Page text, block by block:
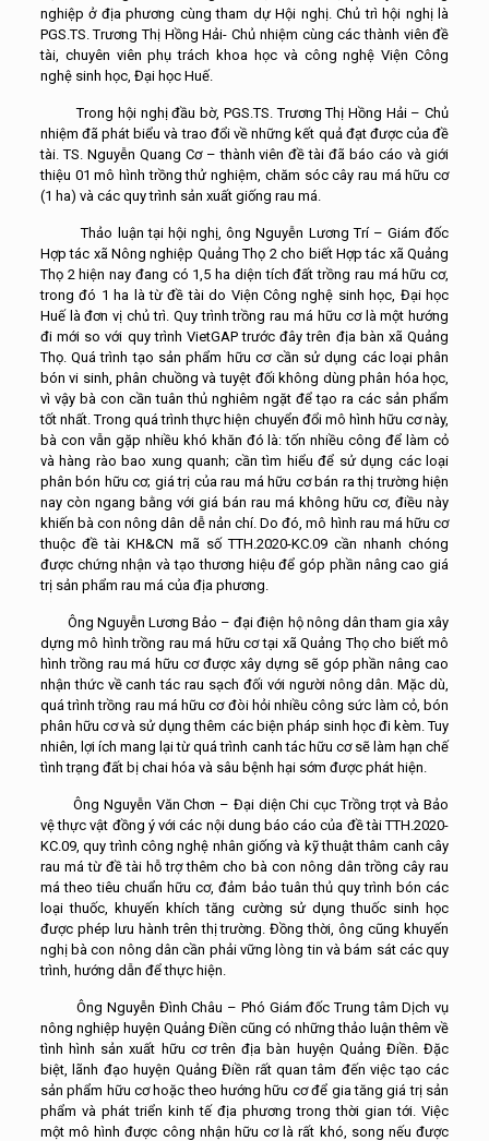
nghiệp ở địa phương cùng tham dự Hội nghị. Chủ trì hội nghị là
PGS.TS. Trương Thị Hồng Hải- Chủ nhiệm cùng các thành viên đề
tài, chuyên viên phụ trách khoa học và công nghệ Viện Công
nghệ sinh học, Đại học Huế.
Trong hội nghị đầu bờ, PGS.TS. Trương Thị Hồng Hải – Chủ
nhiệm đã phát biểu và trao đổi về những kết quả đạt được của đề
tài. TS. Nguyễn Quang Cơ – thành viên đề tài đã báo cáo và giới
thiệu 01 mô hình trồng thử nghiệm, chăm sóc cây rau má hữu cơ
(1 ha) và các quy trình sản xuất giống rau má.
Thảo luận tại hội nghị, ông Nguyễn Lương Trí – Giám đốc
Hợp tác xã Nông nghiệp Quảng Thọ 2 cho biết Hợp tác xã Quảng
Thọ 2 hiện nay đang có 1,5 ha diện tích đất trồng rau má hữu cơ,
trong đó 1 ha là từ đề tài do Viện Công nghệ sinh học, Đại học
Huế là đơn vị chủ trì. Quy trình trồng rau má hữu cơ là một hướng
đi mới so với quy trình VietGAP trước đây trên địa bàn xã Quảng
Thọ. Quá trình tạo sản phẩm hữu cơ cần sử dụng các loại phân
bón vi sinh, phân chuồng và tuyệt đối không dùng phân hóa học,
vì vậy bà con cần tuân thủ nghiêm ngặt để tạo ra các sản phẩm
tốt nhất. Trong quá trình thực hiện chuyển đổi mô hình hữu cơ này,
bà con vẫn gặp nhiều khó khăn đó là: tốn nhiều công để làm cỏ
và hàng rào bao xung quanh; cần tìm hiểu để sử dụng các loại
phân bón hữu cơ; giá trị của rau má hữu cơ bán ra thị trường hiện
nay còn ngang bằng với giá bán rau má không hữu cơ, điều này
khiến bà con nông dân dễ nản chí. Do đó, mô hình rau má hữu cơ
thuộc đề tài KH&CN mã số TTH.2020-KC.09 cần nhanh chóng
được chứng nhận và tạo thương hiệu để góp phần nâng cao giá
trị sản phẩm rau má của địa phương.
Ông Nguyễn Lương Bảo – đại điện hộ nông dân tham gia xây
dựng mô hình trồng rau má hữu cơ tại xã Quảng Thọ cho biết mô
hình trồng rau má hữu cơ được xây dựng sẽ góp phần nâng cao
nhận thức về canh tác rau sạch đối với người nông dân. Mặc dù,
quá trình trồng rau má hữu cơ đòi hỏi nhiều công sức làm cỏ, bón
phân hữu cơ và sử dụng thêm các biện pháp sinh học đi kèm. Tuy
nhiên, lợi ích mang lại từ quá trình canh tác hữu cơ sẽ làm hạn chế
tình trạng đất bị chai hóa và sâu bệnh hại sớm được phát hiện.
Ông Nguyễn Văn Chơn – Đại diện Chi cục Trồng trọt và Bảo
vệ thực vật đồng ý với các nội dung báo cáo của đề tài TTH.2020-
KC.09, quy trình công nghệ nhân giống và kỹ thuật thâm canh cây
rau má từ đề tài hỗ trợ thêm cho bà con nông dân trồng cây rau
má theo tiêu chuẩn hữu cơ, đảm bảo tuân thủ quy trình bón các
loại thuốc, khuyến khích tăng cường sử dụng thuốc sinh học
được phép lưu hành trên thị trường. Đồng thời, ông cũng khuyến
nghị bà con nông dân cần phải vững lòng tin và bám sát các quy
trình, hướng dẫn để thực hiện.
Ông Nguyễn Đình Châu – Phó Giám đốc Trung tâm Dịch vụ
nông nghiệp huyện Quảng Điền cũng có những thảo luận thêm về
tình hình sản xuất hữu cơ trên địa bàn huyện Quảng Điền. Đặc
biệt, lãnh đạo huyện Quảng Điền rất quan tâm đến việc tạo các
sản phẩm hữu cơ hoặc theo hướng hữu cơ để gia tăng giá trị sản
phẩm và phát triển kinh tế địa phương trong thời gian tới. Việc
một mô hình được công nhận hữu cơ là rất khó, song nếu được